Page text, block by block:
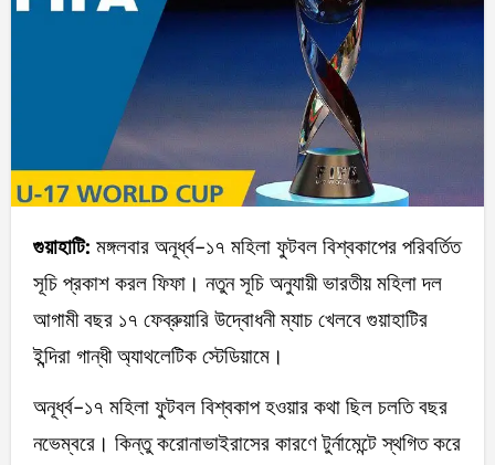
গুয়াহাটি: মঙ্গলবার অনূর্ধ্ব-১৭ মহিলা ফুটবল বিশ্বকাপের পরিবর্তিত
সূচি প্রকাশ করল ফিফা। নতুন সূচি অনুযায়ী ভারতীয় মহিলা দল
আগামী বছর ১৭ ফেব্রুয়ারি উদ্বোধনী ম্যাচ খেলবে গুয়াহাটির
ইন্দিরা গান্ধী অ্যাথলেটিক স্টেডিয়ামে।
অনূর্ধ্ব-১৭ মহিলা ফুটবল বিশ্বকাপ হওয়ার কথা ছিল চলতি বছর
নভেম্বরে। কিন্তু করোনাভাইরাসের কারণে টুর্নামেন্টে স্থগিত করে